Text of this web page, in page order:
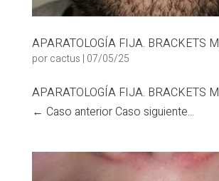
APARATOLOGÍA FIJA. BRACKETS
porcactus | 07/05/25
APARATOLOGÍA FIJA. BRACKETS
← Caso anterior Caso siguiente...